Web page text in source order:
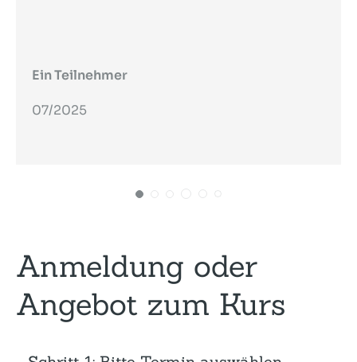
Ein Teilnehmer
07/2025
Anmeldung oder
Angebot zum Kurs